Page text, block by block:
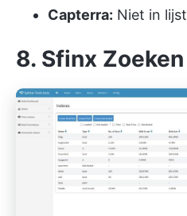
Capterra: Niet in lijst
8. Sfinx Zoeken